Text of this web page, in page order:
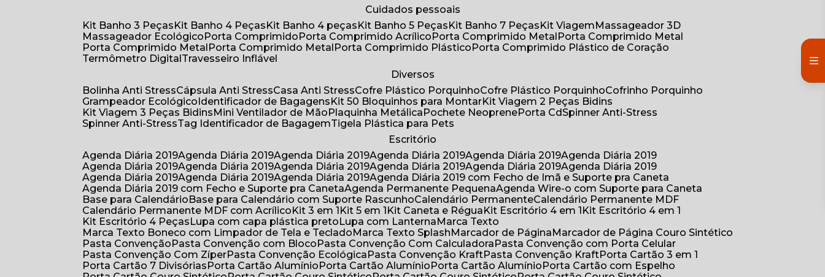
Cuidados pessoais
Kit Banho 3 Peças
Kit Banho 4 Peças Kit Banho 4 peças Kit Banho 5 Peças Kit Banho 7 Peças Kit Viagem
Massageador 3D
Massageador Ecológico
Porta Comprimido Porta Comprimido Acrílico Porta Comprimido Metal
Porta Comprimido Metal
Porta Comprimido Metal
Porta Comprimido Metal Porta Comprimido Plástico
Porta Comprimido Plástico de Coração
Termômetro Digital
Travesseiro Inflável
Diversos
Bolinha Anti Stress
Cápsula Anti Stress Casa Anti Stress Cofre Plástico Porquinho Cofre Plástico Porquinho
Cofrinho Porquinho
Grampeador Ecológico Identificador de Bagagens Kit 50 Bloquinhos para Montar
Kit Viagem 2 Peças Bidins
Kit Viagem 3 Peças Bidins
Mini Ventilador de Mão Plaquinha Metálica Pochete Neoprene Porta Cd
Spinner Anti-Stress
Spinner Anti-Stress
Tag Identificador de Bagagem
Tigela Plástica para Pets
Escritório
Agenda Diária 2019
Agenda Diária 2019 Agenda Diária 2019 Agenda Diária 2019 Agenda Diária 2019
Agenda Diária 2019
Agenda Diária 2019
Agenda Diária 2019 Agenda Diária 2019 Agenda Diária 2019 Agenda Diária 2019
Agenda Diária 2019
Agenda Diária 2019
Agenda Diária 2019 Agenda Diária 2019
Agenda Diária 2019 com Fecho de Imã e Suporte pra Caneta
Agenda Diária 2019 com Fecho e Suporte pra Caneta
Agenda Permanente Pequena
Agenda Wire-o com Suporte para Caneta
Base para Calendário
Base para Calendário com Suporte Rascunho Calendário Permanente
Calendário Permanente MDF
Calendário Permanente MDF com Acrílico
Kit 3 em 1 Kit 5 em 1 Kit Caneta e Régua Kit Escritório 4 em 1
Kit Escritório 4 em 1
Kit Escritório 4 Peças
Lupa com capa plástica preto Lupa com Lanterna
Marca Texto
Marca Texto Boneco com Limpador de Tela e Teclado
Marca Texto Splash Marcador de Página
Marcador de Página Couro Sintético
Pasta Convenção
Pasta Convenção com Bloco Pasta Convenção Com Calculadora
Pasta Convenção com Porta Celular
Pasta Convenção Com Zíper
Pasta Convenção Ecológica Pasta Convenção Kraft Pasta Convenção Kraft
Porta Cartão 3 em 1
Porta Cartão 7 Divisórias
Porta Cartão Alumínio Porta Cartão Alumínio Porta Cartão Alumínio
Porta Cartão com Espelho